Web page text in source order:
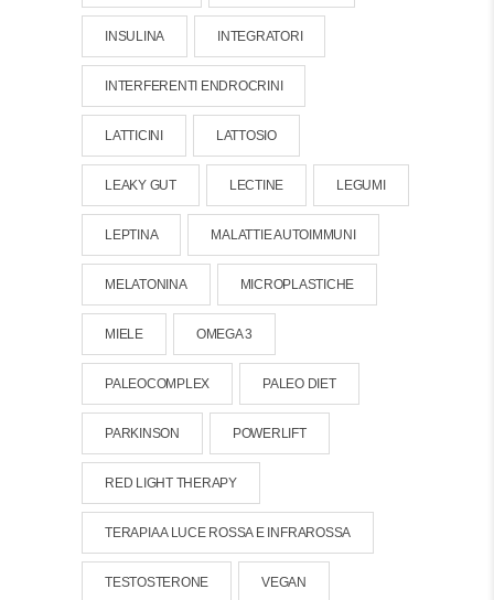
INSULINA INTEGRATORI
INTERFERENTI ENDROCRINI
LATTICINI LATTOSIO
LEAKY GUT LECTINE LEGUMI
LEPTINA MALATTIE AUTOIMMUNI
MELATONINA MICROPLASTICHE
MIELE OMEGA 3
PALEOCOMPLEX PALEO DIET
PARKINSON POWERLIFT
RED LIGHT THERAPY
TERAPIA A LUCE ROSSA E INFRAROSSA
TESTOSTERONE VEGAN